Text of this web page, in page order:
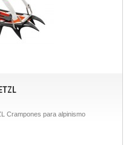
Crampones para alpinismo